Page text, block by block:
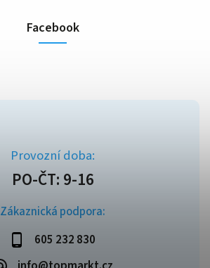
Zákaznická podpora:
605 232 830
Facebook